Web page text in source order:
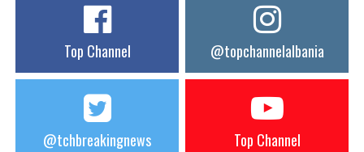
Top Channel @topchannelalbania
@tchbreakingnews Top Channel